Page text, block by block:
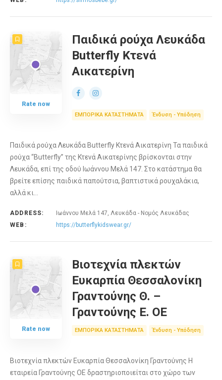
Rate now
Παιδικά ρούχα Λευκάδα
Butterfly Κτενά
Αικατερίνη
ΕΜΠΟΡΙΚΑ ΚΑΤΑΣΤΗΜΑΤΑ Ένδυση - Υπόδηση
Παιδικά ρούχα Λευκάδα Butterfly Κτενά Αικατερίνη Τα παιδικά
ρούχα “Butterfly” της Κτενά Αικατερίνης βρίσκονται στην
Λευκάδα, επί της οδού Ιωάννου Μελά 147. Στο κατάστημα θα
βρείτε επίσης παιδικά παπούτσια, βαπτιστικά ρουχαλάκια,
αλλά κι…
ADDRESS:
Ιωάννου Μελά 147, Λευκάδα - Νομός Λευκάδας
WEB:
https://butterflykidswear.gr/
Rate now
Βιοτεχνία πλεκτών
Ευκαρπία Θεσσαλονίκη
Γραντούνης Θ. –
Γραντούνης Ε. ΟΕ
ΕΜΠΟΡΙΚΑ ΚΑΤΑΣΤΗΜΑΤΑ Ένδυση - Υπόδηση
Βιοτεχνία πλεκτών Ευκαρπία Θεσσαλονίκη Γραντούνης Η
εταιρεία Γραντούνης ΟΕ δραστηριοποιείται στο χώρο των